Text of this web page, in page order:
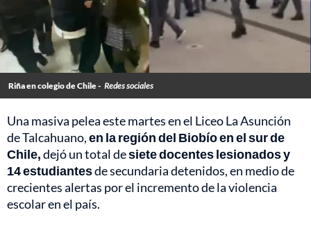
Riña en colegio de Chile - Redes sociales
Una masiva pelea este martes en el Liceo La Asunción
de Talcahuano,en la región del Biobío en el sur de
Chile,dejó un total desiete docentes lesionados y
14 estudiantesde secundaria detenidos, en medio de
crecientes alertas por el incremento de la violencia
escolar en el país.